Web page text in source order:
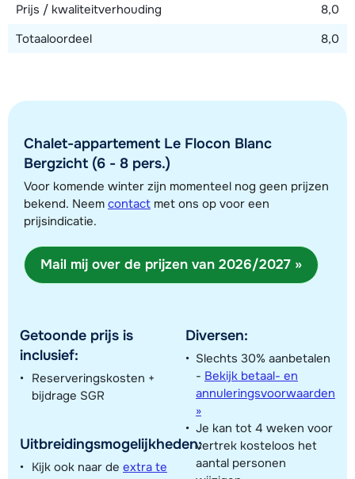
Toon alle accommodaties in dit gebied
Deze kaart geeft een indicatie van de ligging van onze accommodaties. De
Prijs / kwaliteitverhouding
8,0
Totaaloordeel
8,0
Chalet-appartement Le Flocon Blanc
Bergzicht (6 - 8 pers.)
Voor komende winter zijn momenteel nog geen prijzen
bekend. Neem contact met ons op voor een
prijsindicatie.
Mail mij over de prijzen van 2026/2027 »
Getoonde prijs is
inclusief:
Reserveringskosten +
bijdrage SGR
Uitbreidingsmogelijkheden:
Kijk ook naar de extra te
Diversen:
Slechts 30% aanbetalen
- Bekijk betaal- en
annuleringsvoorwaarden
»
Je kan tot 4 weken voor
vertrek kosteloos het
aantal personen